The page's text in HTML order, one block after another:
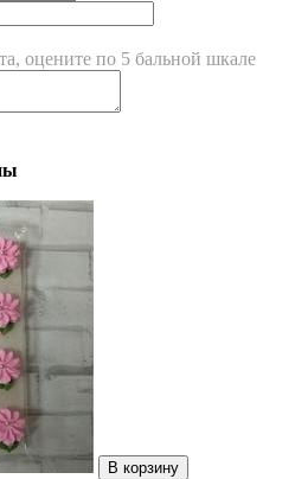
оцените по 5 бальной шкале
В корзину